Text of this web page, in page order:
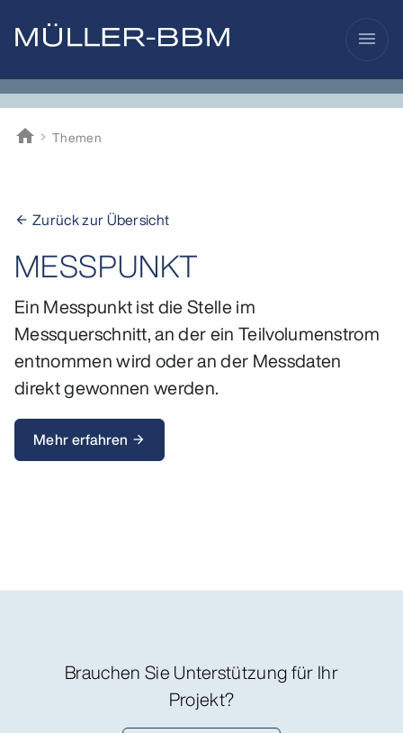
menu
home
Müller-BBM
Themen
arrow_back Zurück zur Übersicht
MESSPUNKT
Ein Messpunkt ist die Stelle im
Messquerschnitt, an der ein Teilvolumenstrom
entnommen wird oder an der Messdaten
direkt gewonnen werden.
Mehr erfahren arrow_forward
Brauchen Sie Unterstützung für Ihr
Projekt?